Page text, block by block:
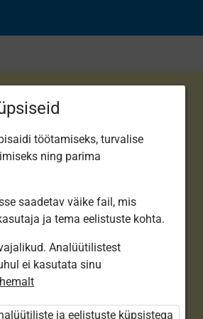
töötamiseks, turvalise
ning parima
saadetav väike fail, mis
ja tema eelistuste kohta.
Analüütilistest
ei kasutata sinu
ja eelistuste küpsistega